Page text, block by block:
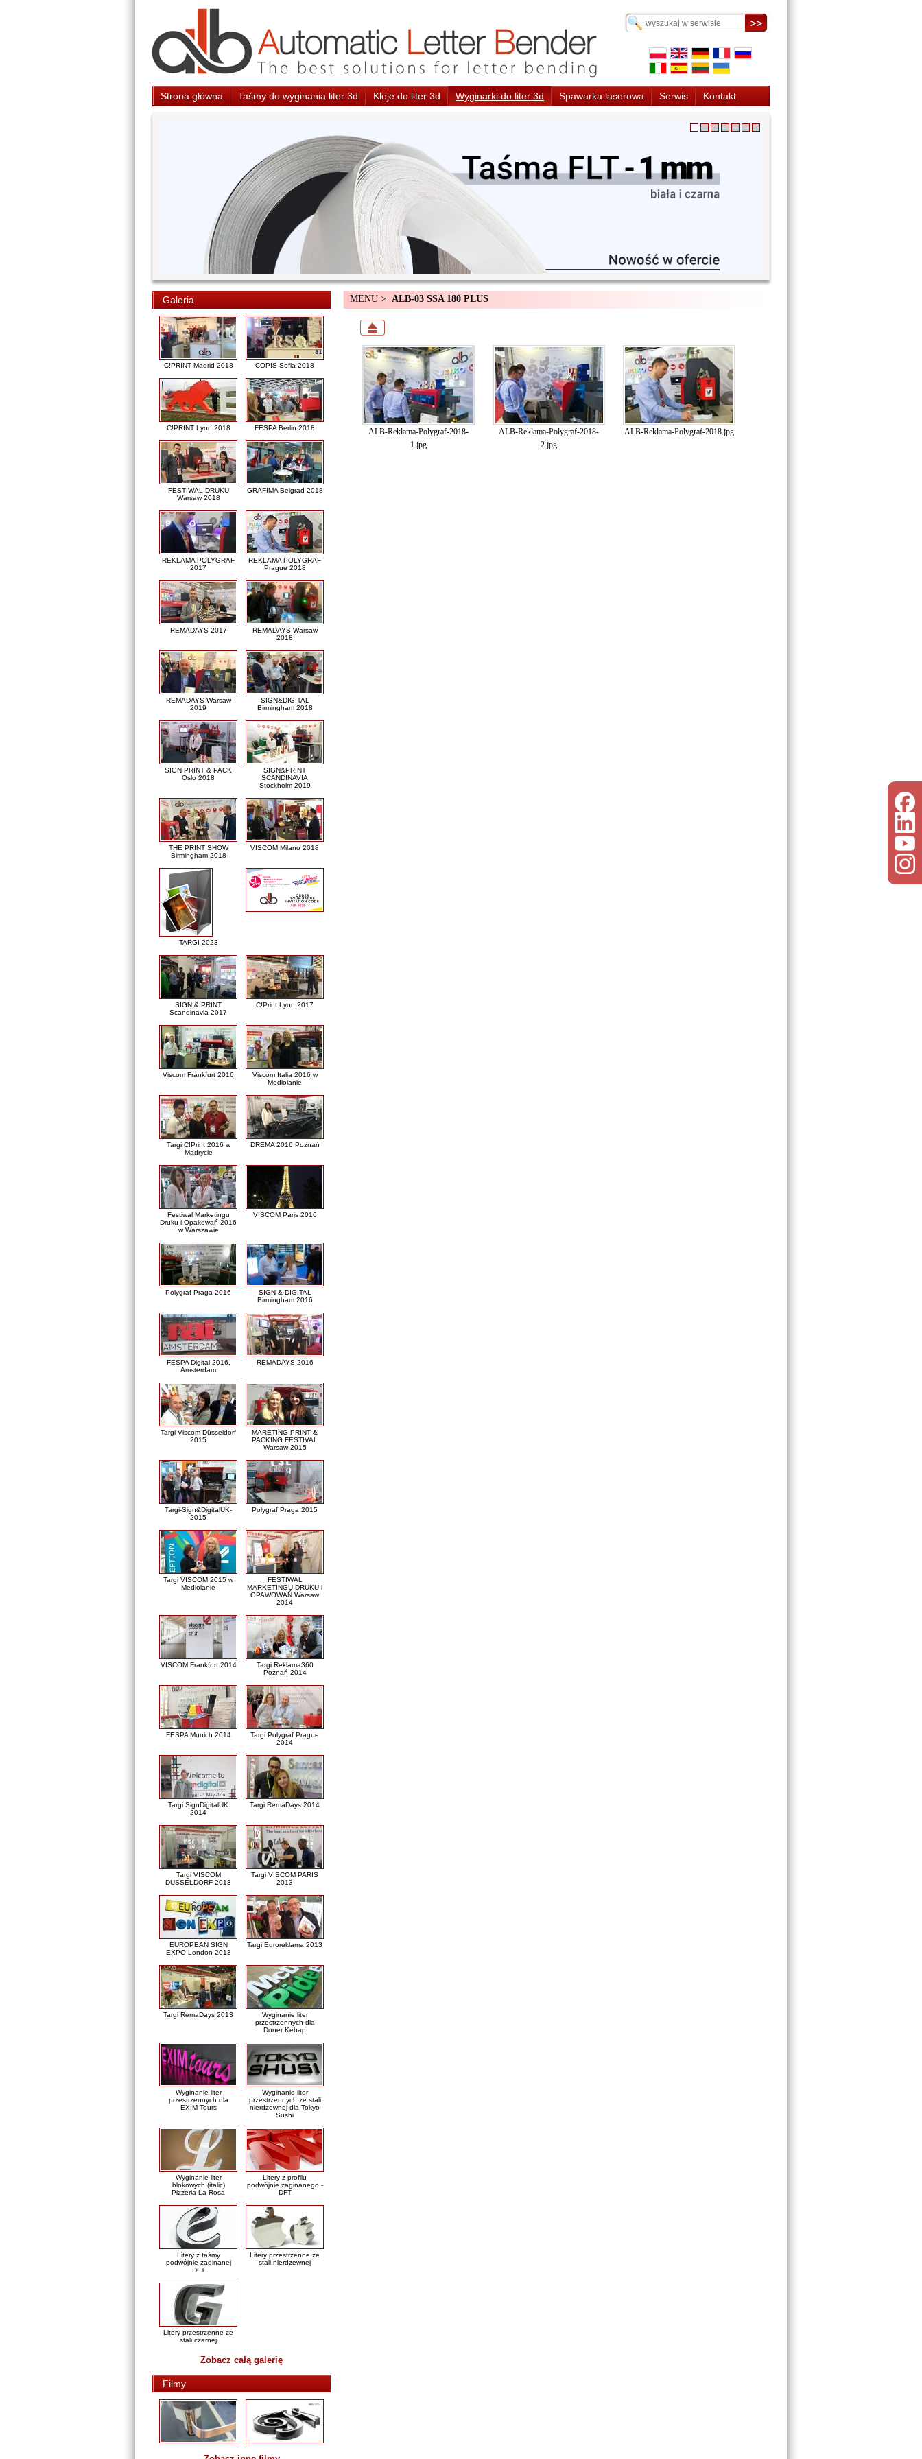
Strona główna Taśmy do wyginania liter 3d Kleje do liter 3d Wyginarki do liter 3d Spawarka laserowa Serwis Kontakt
Galeria
C!PRINT Madrid 2018 COPIS Sofia 2018
C!PRINT Lyon 2018 FESPA Berlin 2018
FESTIWAL DRUKU
Warsaw 2018
GRAFIMA Belgrad 2018
REKLAMA POLYGRAF
2017
REKLAMA POLYGRAF
Prague 2018
REMADAYS 2017
REMADAYS Warsaw
2018
REMADAYS Warsaw
2019
SIGN&DIGITAL
Birmingham 2018
SIGN PRINT & PACK
Oslo 2018
SIGN&PRINT
SCANDINAVIA
Stockholm 2019
THE PRINT SHOW
Birmingham 2018
VISCOM Milano 2018
TARGI 2023
SIGN & PRINT
Scandinavia 2017
C!Print Lyon 2017
Viscom Frankfurt 2016
Viscom Italia 2016 w
Mediolanie
Targi C!Print 2016 w
Madrycie
DREMA 2016 Poznań
Festiwal Marketingu
Druku i Opakowań 2016
w Warszawie
VISCOM Paris 2016
Polygraf Praga 2016
SIGN & DIGITAL
Birmingham 2016
FESPA Digital 2016,
Amsterdam
REMADAYS 2016
Targi Viscom Düsseldorf
2015
MARETING PRINT &
PACKING FESTIVAL
Warsaw 2015
Targi-Sign&DigitalUK-
2015
Polygraf Praga 2015
Targi VISCOM 2015 w
Mediolanie
FESTIWAL
MARKETINGU DRUKU i
OPAWOWAŃ Warsaw
2014
VISCOM Frankfurt 2014
Targi Reklama360
Poznań 2014
FESPA Munich 2014
Targi Polygraf Prague
2014
Targi SignDigitalUK
2014
Targi RemaDays 2014
Targi VISCOM
DUSSELDORF 2013
Targi VISCOM PARIS
2013
EUROPEAN SIGN
EXPO London 2013
Targi Euroreklama 2013
Targi RemaDays 2013
Wyginanie liter
przestrzennych dla
Doner Kebap
Wyginanie liter
przestrzennych dla
EXIM Tours
Wyginanie liter
przestrzennych ze stali
nierdzewnej dla Tokyo
Sushi
Wyginanie liter
blokowych (italic)
Pizzeria La Rosa
Litery z profilu
podwójnie zaginanego -
DFT
Litery z taśmy
podwójnie zaginanej
DFT
Litery przestrzenne ze
stali nierdzewnej
Litery przestrzenne ze
stali czarnej
Zobacz całą galerię
Filmy
MENU > ALB-03 SSA 180 PLUS
ALB-Reklama-Polygraf-2018-
1.jpg
ALB-Reklama-Polygraf-2018-
2.jpg
ALB-Reklama-Polygraf-2018.jpg